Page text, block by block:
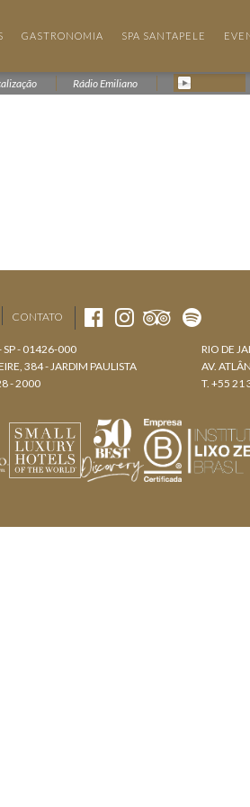
GASTRONOMIA SPA SANTAPELE
Rádio Emiliano
CONTATO
SP - 01426-000
384 - JARDIM PAULISTA
- 2000
RIO DE
AV.
T. +55 21